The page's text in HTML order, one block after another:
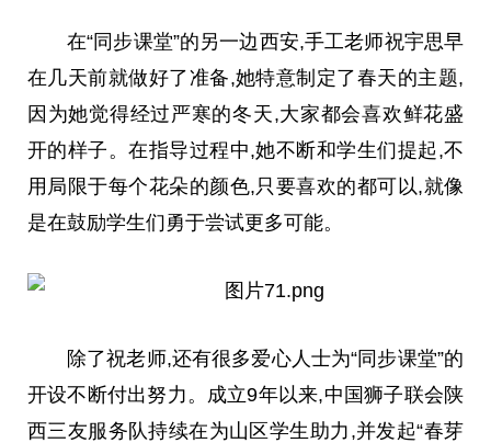
在“同步课堂”的另一边西安,手工老师祝宇思早
在几天前就做好了准备,她特意制定了春天的主题,
因为她觉得经过严寒的冬天,大家都会喜欢鲜花盛
开的样子。在指导过程中,她不断和学生们提起,不
用局限于每个花朵的颜色,只要喜欢的都可以,就像
是在鼓励学生们勇于尝试更多可能。
除了祝老师,还有很多爱心人士为“同步课堂”的
开设不断付出努力。成立9年以来,中国狮子联会陕
西三友服务队持续在为山区学生助力,并发起“春芽